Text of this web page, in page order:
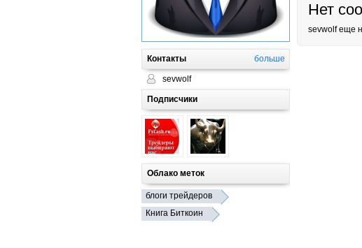
Контакты больше
sevwolf
Подписчики
Облако меток
блоги трейдеров
Книга Биткоин
Нет
sevwolf еще